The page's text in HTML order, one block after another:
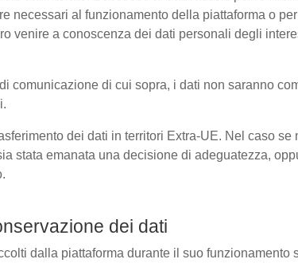
necessari al funzionamento della piattaforma o
venire a conoscenza dei dati personali degli
comunicazione di cui sopra, i dati non saranno
dei dati in territori Extra-UE. Nel caso
stata emanata una decisione di adeguatezza,
dei dati
dalla piattaforma durante il suo